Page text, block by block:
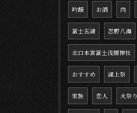
吟醸 お酒 肉
富士五湖 忍野八海
北口本宮富士浅間神社
おすすめ 湖上祭
家族 恋人 火祭り